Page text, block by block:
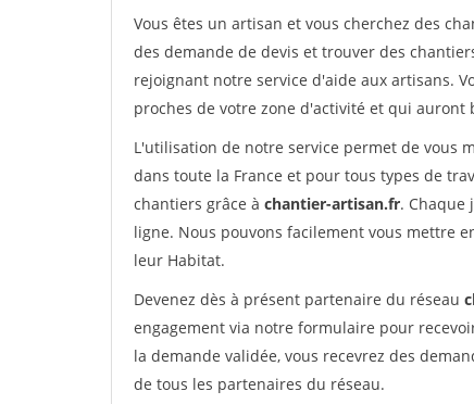
Vous êtes un artisan et vous cherchez des
des demande de devis et trouver des
rejoignant notre service d'aide aux artisans.
proches de votre zone d'activité et qui
L'utilisation de notre service permet de vous
dans toute la France et pour tous types de
chantiers grâce à chantier-artisan.fr. Chaque
ligne. Nous pouvons facilement vous mettre
leur Habitat.
Devenez dès à présent partenaire du réseau
engagement via notre formulaire pour
la demande validée, vous recevrez des
de tous les partenaires du réseau.